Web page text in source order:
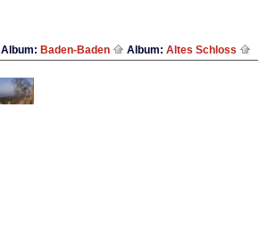
Album: Baden-Baden Album: Altes Schloss